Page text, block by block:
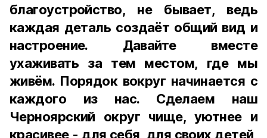
благоустройство, не бывает, ведь
каждая деталь создаёт общий вид и
настроение. Давайте вместе
ухаживать за тем местом, где мы
живём. Порядок вокруг начинается с
каждого из нас. Сделаем наш
Черноярский округ чище, уютнее и
красивее - для себя, для своих детей,